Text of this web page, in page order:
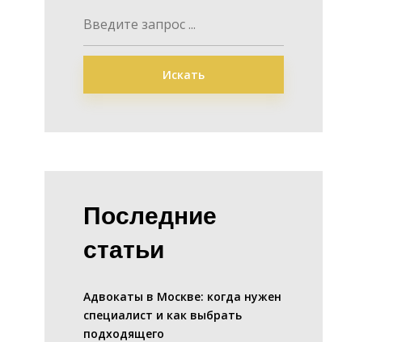
Искать
Последние
статьи
Адвокаты в Москве: когда нужен
специалист и как выбрать
подходящего